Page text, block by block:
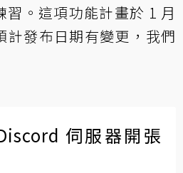
。這項功能計畫於 1 月
計發布日期有變更，我們
伺服器開張